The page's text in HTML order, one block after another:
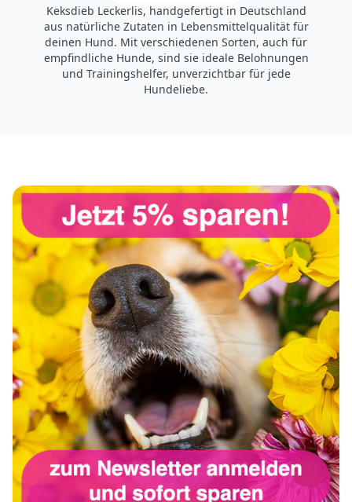
Keksdieb Leckerlis, handgefertigt in Deutschland
aus natürliche Zutaten in Lebensmittelqualität für
deinen Hund. Mit verschiedenen Sorten, auch für
empfindliche Hunde, sind sie ideale Belohnungen
und Trainingshelfer, unverzichtbar für jede
Hundeliebe.